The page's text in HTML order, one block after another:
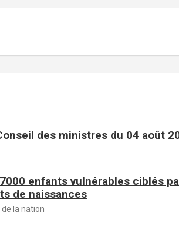
des ministres du 04 août
enfants vulnérables ciblés
de naissances
de la nation